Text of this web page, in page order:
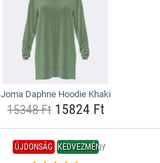
Joma Daphne Hoodie Khaki
15348 Ft15824 Ft
ÚJDONSÁG KEDVEZMÉNY